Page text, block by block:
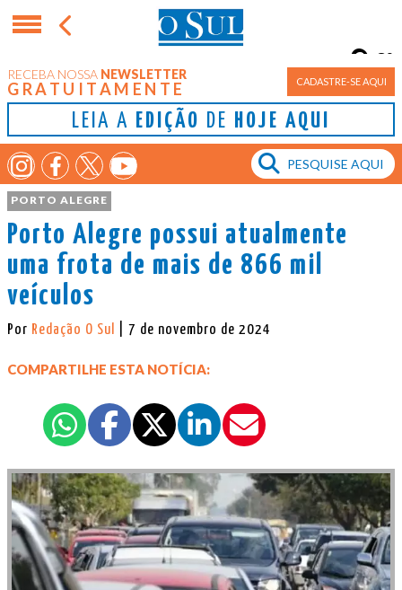
RECEBA NOSSA NEWSLETTER
GRATUITAMENTE CADASTRE-SE AQUI
LEIA A EDIÇÃO DE HOJE AQUI
Porto Alegre
8°
PORTO ALEGRE
Porto Alegre possui atualmente
uma frota de mais de 866 mil
veículos
Por Redação O Sul | 7 de novembro de 2024
COMPARTILHE ESTA NOTÍCIA: